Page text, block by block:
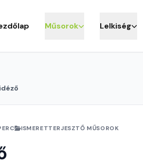
Műsorok Lelkiség
ISMERETTERJESZTŐ MŰSOROK